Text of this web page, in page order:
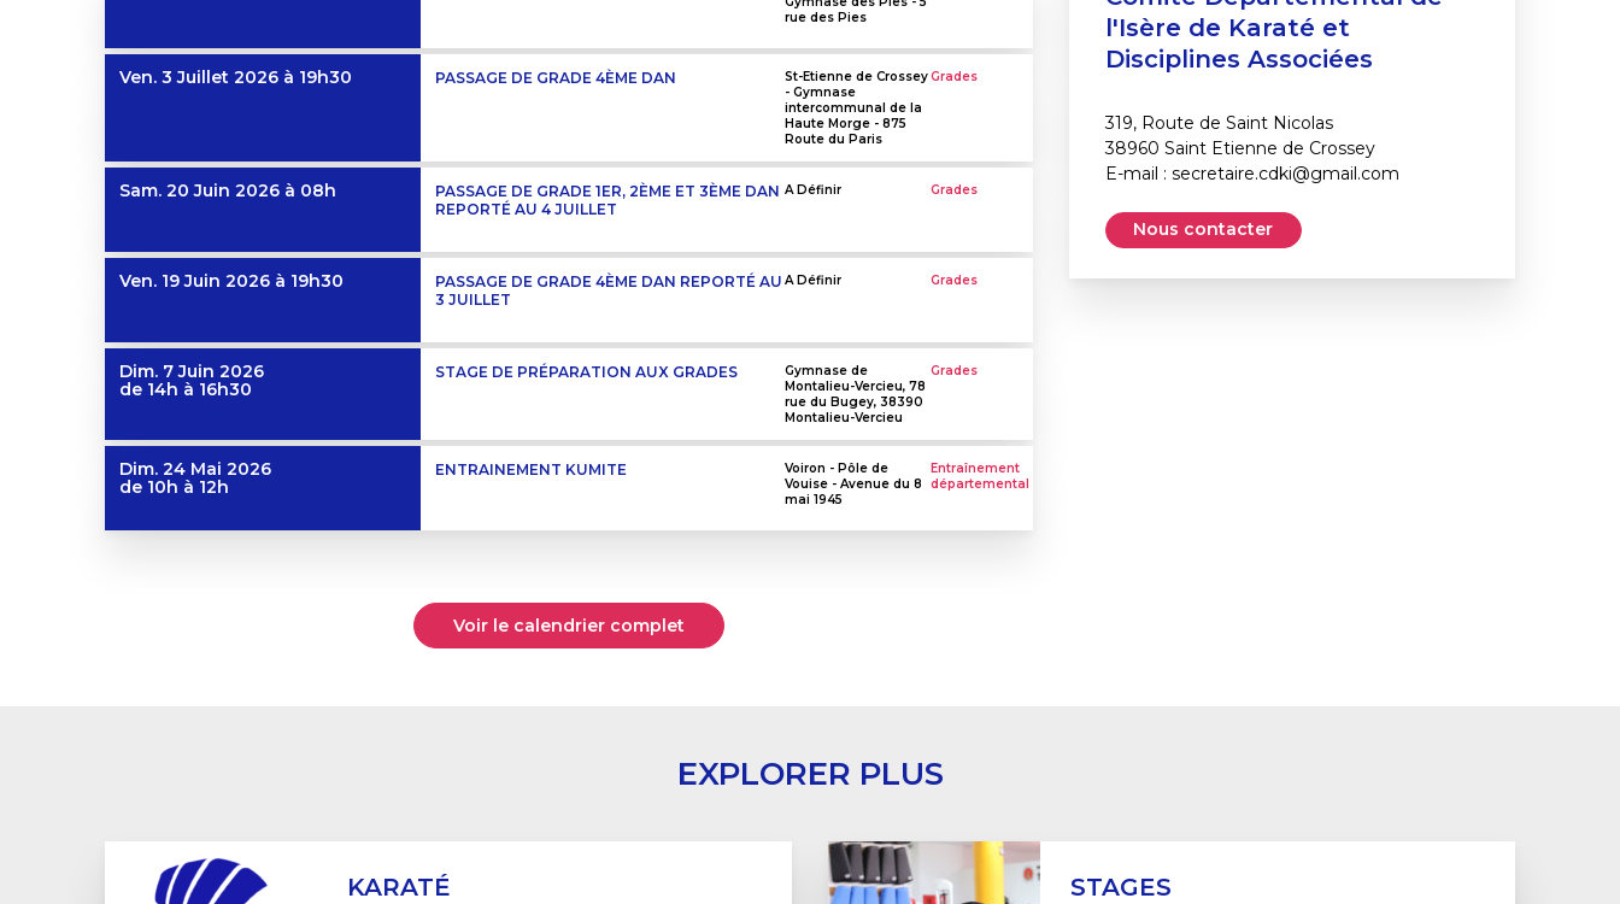
rue des Pies
Ven. 3 Juillet 2026 à 19h30 PASSAGE DE GRADE 4ÈME DAN
St-Etienne de Crossey
- Gymnase
intercommunal de la
Haute Morge - 875
Route du Paris
Grades
Sam. 20 Juin 2026 à 08h
PASSAGE DE GRADE 1ER, 2ÈME ET 3ÈME DAN
REPORTÉ AU 4 JUILLET
A Définir Grades
Ven. 19 Juin 2026 à 19h30
PASSAGE DE GRADE 4ÈME DAN REPORTÉ AU
3 JUILLET
A Définir Grades
Dim. 7 Juin 2026
de 14h à 16h30
STAGE DE PRÉPARATION AUX GRADES
Gymnase de
Montalieu-Vercieu, 78
rue du Bugey, 38390
Montalieu-Vercieu
Grades
Dim. 24 Mai 2026
de 10h à 12h
ENTRAINEMENT KUMITE
Voiron - Pôle de
Vouise - Avenue du 8
mai 1945
Entraînement
départemental
Voir le calendrier complet
l'Isère de Karaté et
Disciplines Associées
319, Route de Saint Nicolas
38960 Saint Etienne de Crossey
E-mail : secretaire.cdki@gmail.com
Nous contacter
EXPLORER PLUS
KARATÉ STAGES